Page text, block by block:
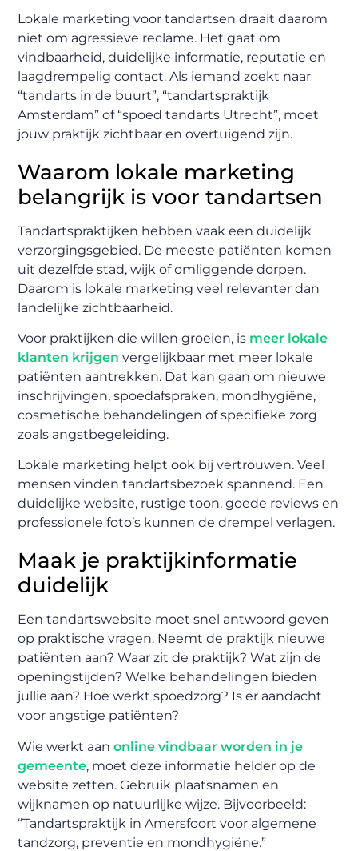
Lokale marketing voor tandartsen draait daarom
niet om agressieve reclame. Het gaat om
vindbaarheid, duidelijke informatie, reputatie en
laagdrempelig contact. Als iemand zoekt naar
“tandarts in de buurt”, “tandartspraktijk
Amsterdam” of “spoed tandarts Utrecht”, moet
jouw praktijk zichtbaar en overtuigend zijn.
Waarom lokale marketing
belangrijk is voor tandartsen
Tandartspraktijken hebben vaak een duidelijk
verzorgingsgebied. De meeste patiënten komen
uit dezelfde stad, wijk of omliggende dorpen.
Daarom is lokale marketing veel relevanter dan
landelijke zichtbaarheid.
Voor praktijken die willen groeien, is meer lokale
klanten krijgen vergelijkbaar met meer lokale
patiënten aantrekken. Dat kan gaan om nieuwe
inschrijvingen, spoedafspraken, mondhygiëne,
cosmetische behandelingen of specifieke zorg
zoals angstbegeleiding.
Lokale marketing helpt ook bij vertrouwen. Veel
mensen vinden tandartsbezoek spannend. Een
duidelijke website, rustige toon, goede reviews en
professionele foto’s kunnen de drempel verlagen.
Maak je praktijkinformatie
duidelijk
Een tandartswebsite moet snel antwoord geven
op praktische vragen. Neemt de praktijk nieuwe
patiënten aan? Waar zit de praktijk? Wat zijn de
openingstijden? Welke behandelingen bieden
jullie aan? Hoe werkt spoedzorg? Is er aandacht
voor angstige patiënten?
Wie werkt aanonline vindbaar worden in je
gemeente, moet deze informatie helder op de
website zetten. Gebruik plaatsnamen en
wijknamen op natuurlijke wijze. Bijvoorbeeld:
“Tandartspraktijk in Amersfoort voor algemene
tandzorg, preventie en mondhygiëne.”